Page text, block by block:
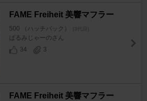
FAME Freiheit 美響マフラー
500 （ハッチバック） [3代目]
ぱるみじゃーのさん
34
3
FAME Freiheit 美響マフラー